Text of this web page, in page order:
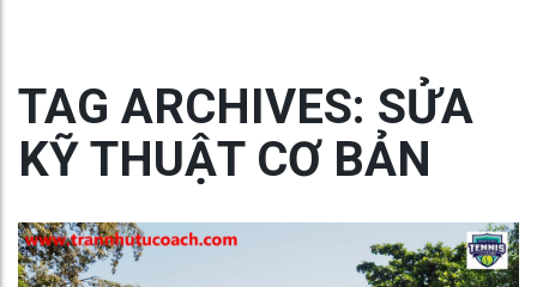
TAG ARCHIVES: SỬA
KỸ THUẬT CƠ BẢN